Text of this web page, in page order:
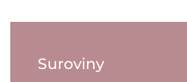
Suroviny